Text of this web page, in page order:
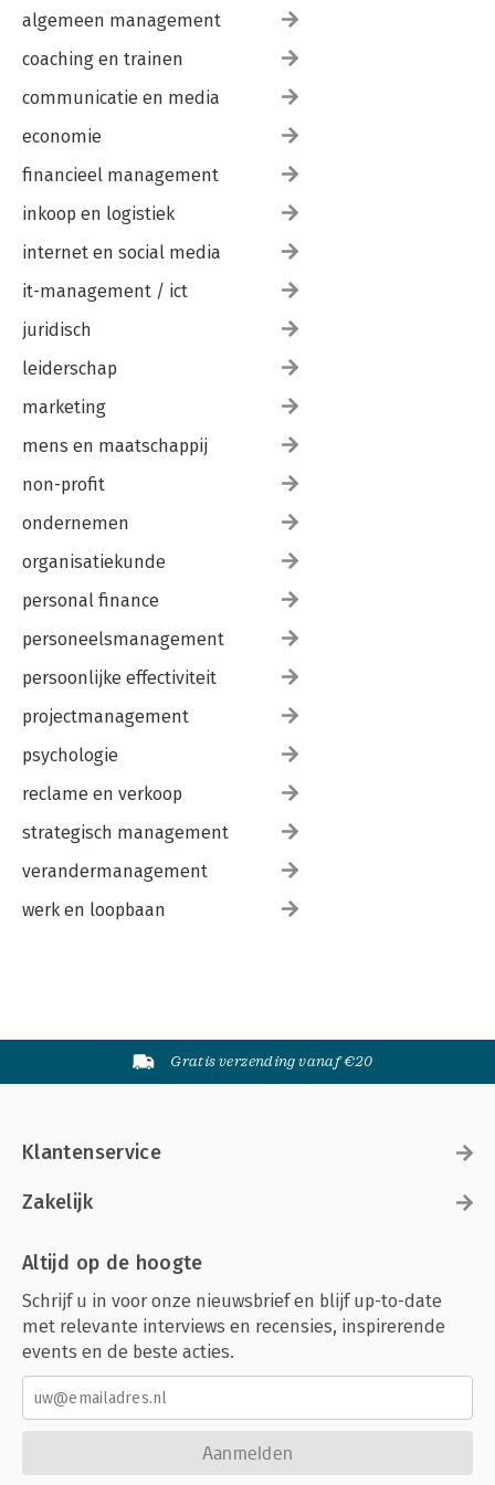
algemeen management
coaching en trainen
communicatie en media
economie
financieel management
inkoop en logistiek
internet en social media
it-management / ict
juridisch
leiderschap
marketing
mens en maatschappij
non-profit
ondernemen
organisatiekunde
personal finance
personeelsmanagement
persoonlijke effectiviteit
projectmanagement
psychologie
reclame en verkoop
strategisch management
verandermanagement
werk en loopbaan
Gratis verzending vanaf €20
Klantenservice
Zakelijk
Altijd op de hoogte
Schrijf u in voor onze nieuwsbrief en blijf up-to-date
met relevante interviews en recensies, inspirerende
events en de beste acties.
Aanmelden